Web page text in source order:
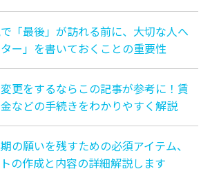
「最後」が訪れる前に、大切な人へ
ー」を書いておくことの重要性
更をするならこの記事が参考に！賃
などの手続きをわかりやすく解説
の願いを残すための必須アイテム、
の作成と内容の詳細解説します